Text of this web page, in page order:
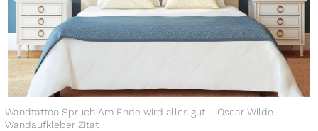
Wandtattoo Spruch Am Ende wird alles gut – Oscar Wilde
Wandaufkleber Zitat